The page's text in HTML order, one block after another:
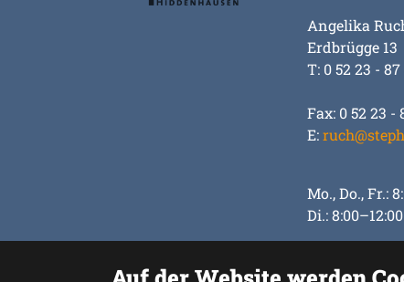
Angelika
Erdbrügge 13
T: 0 52 23 - 87
Fax: 0 52 23 -
E:
Mo., Do., Fr.:
Di.: